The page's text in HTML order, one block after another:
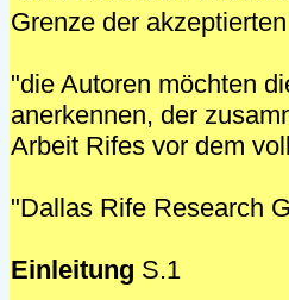
Grenze der
"die Autoren möchten
anerkennen, der
Arbeit Rifes vor dem
"Dallas Rife Research
Einleitung S.1